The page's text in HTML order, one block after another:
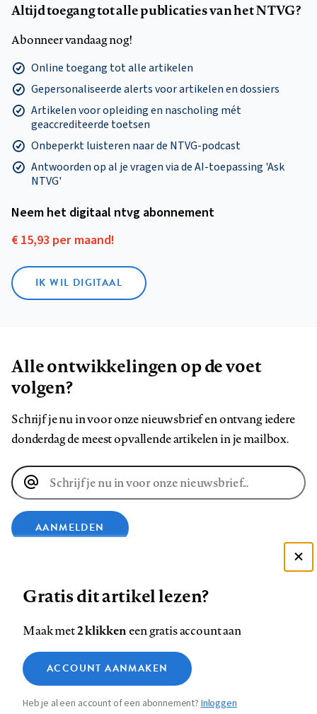
Altijd toegang tot alle publicaties van het NTVG?
Abonneer vandaag nog!
Online toegang tot alle artikelen
Gepersonaliseerde alerts voor artikelen en dossiers
Artikelen voor opleiding en nascholing mét
geaccrediteerde toetsen
Onbeperkt luisteren naar de NTVG-podcast
Antwoorden op al je vragen via de AI-toepassing 'Ask
NTVG'
Neem het digitaal ntvg abonnement
€ 15,93 per maand!
IK WIL DIGITAAL
Alle ontwikkelingen op de voet
volgen?
Schrijf je nu in voor onze nieuwsbrief en ontvang iedere
donderdag de meest opvallende artikelen in je mailbox.
E-
mailadres
AANMELDEN
op
Facebook
op
LinkedIn
op
Bluesky
ons
op
InstagramYouTube
Footer
Contact Colofon Disclaimer Privacy
Medische vragen verdienen
betrouwbare antwoorden
Zie onze cookie policy
Analytische cookies
Marketing cookies
Gratis dit artikel lezen?
Maak met2 klikkeneen gratis account aan
ACCOUNT AANMAKEN
Heb je al een account of een abonnement?Inloggen